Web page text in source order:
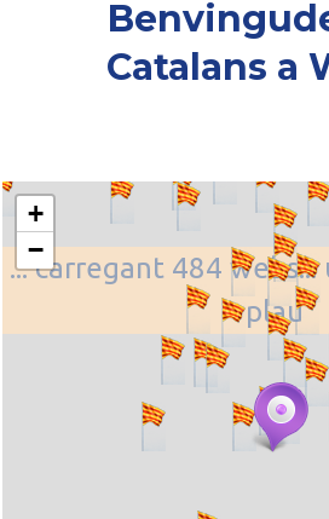
Catalans a
... carregant 484
plau
+
−